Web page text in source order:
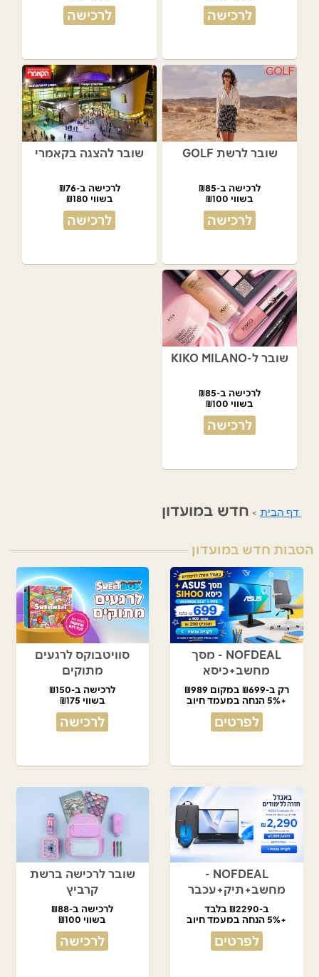
לרכישה לרכישה
שובר לרשת GOLF
לרכישה ב-₪85
בשווי ₪100
לרכישה
שובר להצגה בקאמרי
לרכישה ב-₪76
בשווי ₪180
לרכישה
שובר ל-KIKO MILANO
לרכישה ב-₪85
בשווי ₪100
לרכישה
דף הבית > חדש במועדון
הטבות חדש במועדון
NOFDEAL - מסך
מחשב+כיסא
רק ב-₪699 במקום ₪989
+5% הנחה במעמד חיוב
לפרטים
סוויטבוקס לרגעים
מתוקים
לרכישה ב-₪150
בשווי ₪175
לרכישה
NOFDEAL -
מחשב+תיק+עכבר
ב-₪2290 בלבד
+5% הנחה במעמד חיוב
לפרטים
שובר לרכישה ברשת
קרביץ
לרכישה ב-₪88
בשווי ₪100
לרכישה